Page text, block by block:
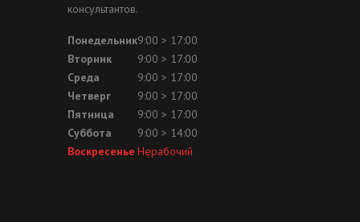
консультантов.
Понедельник9:00 > 17:00
Вторник
9:00 > 17:00
Среда
9:00 > 17:00
Четверг
9:00 > 17:00
Пятница
9:00 > 17:00
Суббота
9:00 > 14:00
Воскресенье Нерабочий